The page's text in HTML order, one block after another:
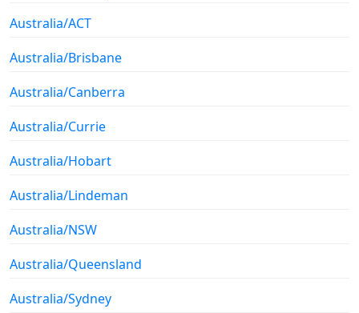
Australia/ACT
Australia/Brisbane
Australia/Canberra
Australia/Currie
Australia/Hobart
Australia/Lindeman
Australia/NSW
Australia/Queensland
Australia/Sydney